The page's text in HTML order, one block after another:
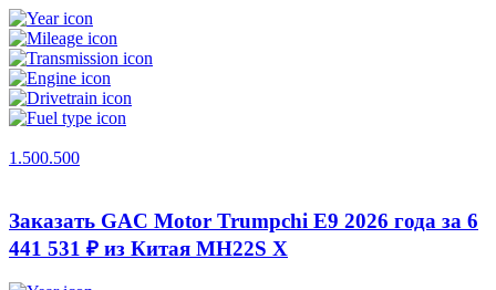
1.500.500
Заказать GAC Motor Trumpchi E9 2026 года за 6
441 531 ₽ из Китая MH22S X